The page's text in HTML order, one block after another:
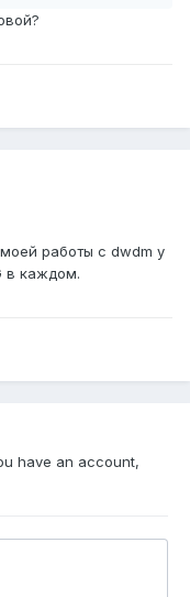
работы с dwdm у
в каждом.
have an account,